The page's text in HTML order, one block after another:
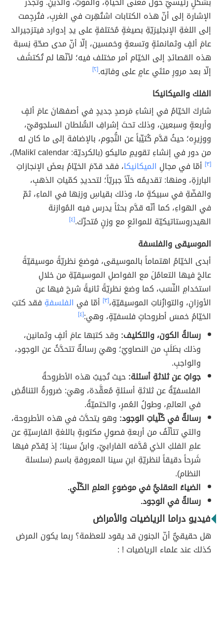
الإشارة إلى أنّ هذه الكتابات اشتُهِرت في الغربِ، فتُرجِمت
إلى اللغةِ الإنجليزيّةِ بصيغةٍ مُختلفةٍ على يدِ إدوارد فيتزجيرالد
عامَ ألفٍ وثمانمئةٍ وتسعةٍ وخمسين، إلّا أنّ مدى صحّةِ نِسبة
هذه القصائدِ إلى الخيّام أمر مختلف فيه؛ لأنّها لم تُكتشَف
إلّا بعد مرورِ مئتَي عامٍ على وفاتِه.[٢]
الفلك والميكانيكا
شاركَ الخيّامُ في إنشاءِ مَرصدٍ جديدٍ في أصفهانَ عامَ ألفٍ
وأربعةٍ وسبعين، وذلك تحتَ إشرافِ السُّلطان السلجوقيّ،
ووزيرِه؛ حيثُ قدَّم كُتيِّباً عن النُّجوم، بالإضافة إلى ما كان له
من دور في إنشاءِ تقويمِ ماليكو (بالكرديّة: Malikī calendar)،
[٣] أمّا في مجالِ الميكانيكا، فقد قدّمَ الخيّامُ بعضَ الإنجازاتِ
البارزةِ، ومنها: تقديمُه حَلّاً جبريّاً؛ لتحديدِ كمّياتِ الذهبِ،
والفضّةِ في سبيكةٍ ما، وذلك بقياسِ وزنِها في الماءِ، ثمّ
في الهواءِ، كما أنّه قدَّم بحثاً يدرس فيه المُوازنة
الهيدروستاتيكيّة للموائعِ مع وزنٍ مُتحرِّك.[٤]
الموسيقى والفلسفة
أبدى الخيّامُ اهتماماً بالموسيقى، فوضعَ نظريّةً موسيقيّةً
عالجَ فيها التعامُلَ مع الفواصلِ الموسيقيّةِ من خلالِ
استخدامِ النِّسَب، كما وضعَ نظريّةً ثانيةً شرحَ فيها عن
الأوزانِ، والتوازُناتِ الموسيقيّةِ،[٣] أمّا في الفلسفةِ فقد كتبَ
الخيّامُ خمسَ أطروحاتٍ فلسفيّةٍ، وهي:[٤]
رسالةُ الكون، والتكليف: وقد كتبَها عامَ ألفٍ وثمانين،
وذلك بطَلَبٍ من النصاويّ؛ وهيَ رسالةٌ تتحدَّثُ عن الوجودِ،
والواجبِ.
جوابٌ عن ثلاثةِ أسئلة:حيث تُجيبُ هذه الأطروحةُ
الفلسفيّةُ عن ثلاثةِ أسئلةٍ مُعقَّدة، وهيَ: ضرورةُ التناقُضِ
في العالمِ، وطولُ العُمرِ، والحَتميّةُ.
رسالةٌ في كُلّياتِ الوجود: وهو يتحدَّث في هذه الأطروحة،
والتي تتألّفُ من أربعةِ فصولٍ مكتوبةٍ باللغةِ الفارسيّةِ عن
علمِ الفلكِ الذي قَدَّمَه الفارابيّ، وابنُ سينا؛ إذ يُقدّم فيها
شَرحاً دقيقاً لنظريّةِ ابنِ سينا المعروفةِ باسم (سلسلة
النظام).
الضياءُ العقليُّ في موضوعِ العلمِ الكُلّي.
رسالةٌ في الوجود.
فيديو دراما الرياضيات والأمراض
هل حقيقيٌّ أنّ الجنون قد يقود للعظمة؟ ربما يكون المرض
كذلك عند علماء الرياضيات ! :